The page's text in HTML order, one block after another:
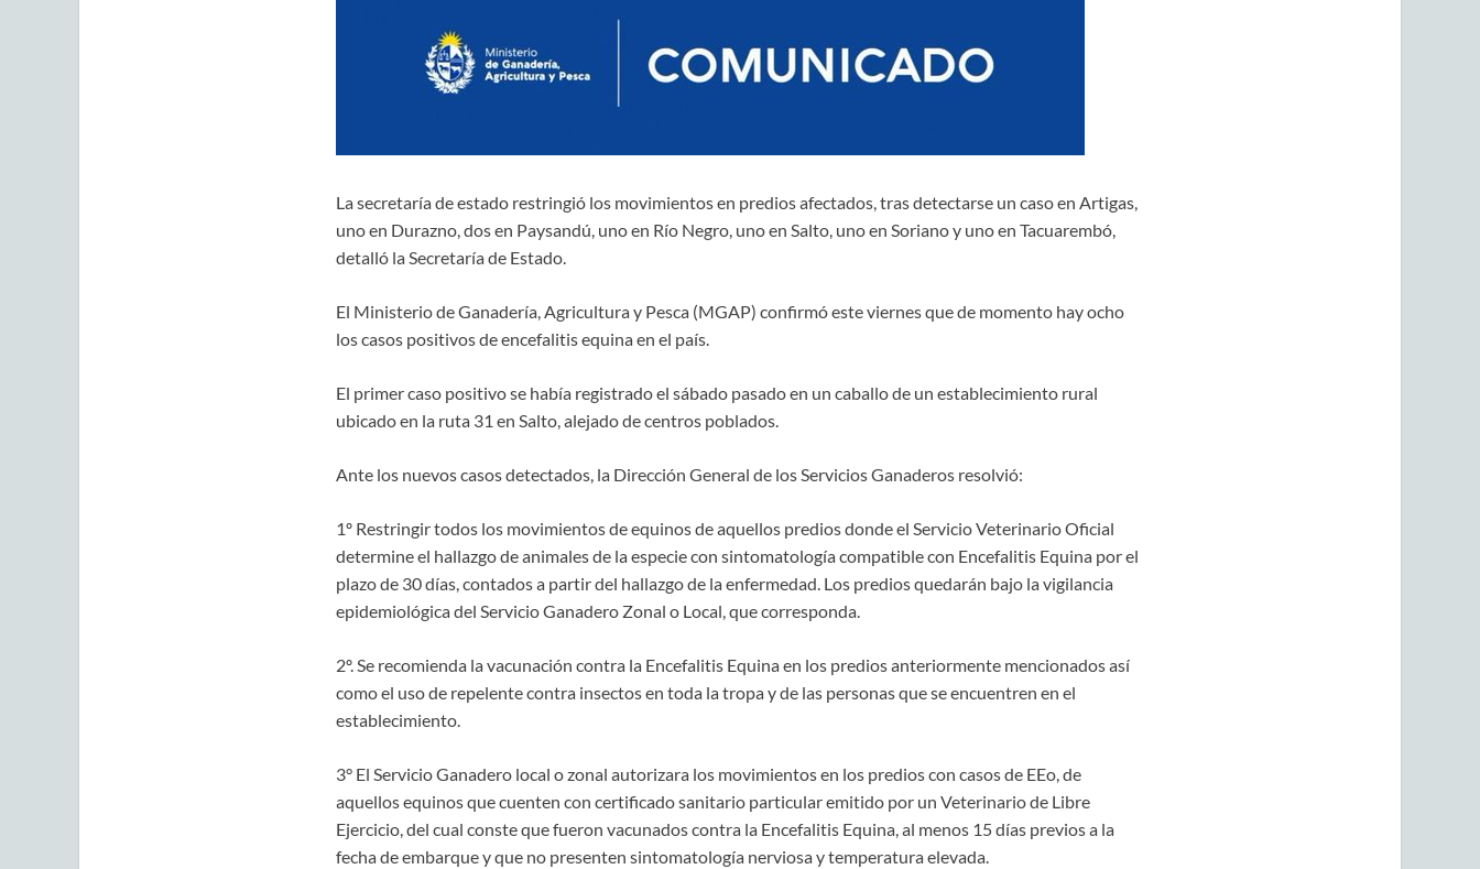
La secretaría de estado restringió los movimientos en predios afectados, tras detectarse un caso en Artigas,
uno en Durazno, dos en Paysandú, uno en Río Negro, uno en Salto, uno en Soriano y uno en Tacuarembó,
detalló la Secretaría de Estado.
El Ministerio de Ganadería, Agricultura y Pesca (MGAP) confirmó este viernes que de momento hay ocho
los casos positivos de encefalitis equina en el país.
El primer caso positivo se había registrado el sábado pasado en un caballo de un establecimiento rural
ubicado en la ruta 31 en Salto, alejado de centros poblados.
Ante los nuevos casos detectados, la Dirección General de los Servicios Ganaderos resolvió:
1º Restringir todos los movimientos de equinos de aquellos predios donde el Servicio Veterinario Oficial
determine el hallazgo de animales de la especie con sintomatología compatible con Encefalitis Equina por el
plazo de 30 días, contados a partir del hallazgo de la enfermedad. Los predios quedarán bajo la vigilancia
epidemiológica del Servicio Ganadero Zonal o Local, que corresponda.
2º. Se recomienda la vacunación contra la Encefalitis Equina en los predios anteriormente mencionados así
como el uso de repelente contra insectos en toda la tropa y de las personas que se encuentren en el
establecimiento.
3° El Servicio Ganadero local o zonal autorizara los movimientos en los predios con casos de EEo, de
aquellos equinos que cuenten con certificado sanitario particular emitido por un Veterinario de Libre
Ejercicio, del cual conste que fueron vacunados contra la Encefalitis Equina, al menos 15 días previos a la
fecha de embarque y que no presenten sintomatología nerviosa y temperatura elevada.